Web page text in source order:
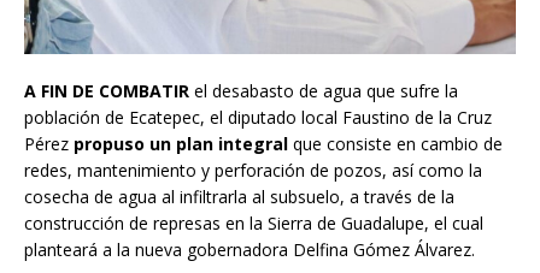
A FIN DE COMBATIR el desabasto de agua que sufre la
población de Ecatepec, el diputado local Faustino de la Cruz
Pérez propuso un plan integral que consiste en cambio de
redes, mantenimiento y perforación de pozos, así como la
cosecha de agua al infiltrarla al subsuelo, a través de la
construcción de represas en la Sierra de Guadalupe, el cual
planteará a la nueva gobernadora Delfina Gómez Álvarez.